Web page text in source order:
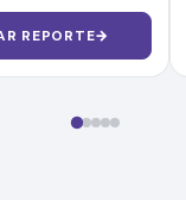
REPORTE→